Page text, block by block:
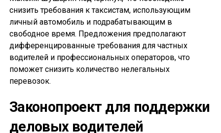
снизить требования к таксистам, использующим
личный автомобиль и подрабатывающим в
свободное время. Предложения предполагают
дифференцированные требования для частных
водителей и профессиональных операторов, что
поможет снизить количество нелегальных
перевозок.
Законопроект для поддержки
деловых водителей